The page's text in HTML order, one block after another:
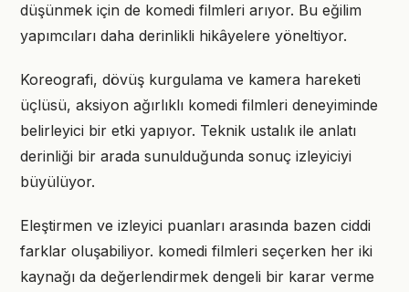
düşünmek için de komedi filmleri arıyor. Bu eğilim
yapımcıları daha derinlikli hikâyelere yöneltiyor.
Koreografi, dövüş kurgulama ve kamera hareketi
üçlüsü, aksiyon ağırlıklı komedi filmleri deneyiminde
belirleyici bir etki yapıyor. Teknik ustalık ile anlatı
derinliği bir arada sunulduğunda sonuç izleyiciyi
büyülüyor.
Eleştirmen ve izleyici puanları arasında bazen ciddi
farklar oluşabiliyor. komedi filmleri seçerken her iki
kaynağı da değerlendirmek dengeli bir karar verme